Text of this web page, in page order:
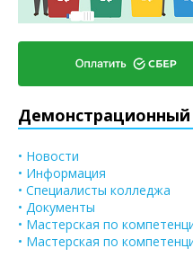
Демонстрационный
• Новости
• Информация
• Специалисты колледжа
• Документы
• Мастерская по
• Мастерская по